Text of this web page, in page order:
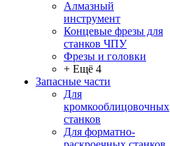
Алмазный
инструмент
Концевые фрезы для
станков ЧПУ
Фрезы и головки
+ Ещё 4
Запасные части
Для
кромкооблицовочных
станков
Для форматно-